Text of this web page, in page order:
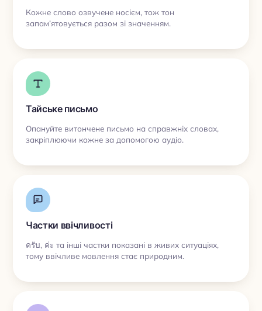
Кожне слово озвучене носієм, тож тон
запам’ятовується разом зі значенням.
Тайське письмо
Опануйте витончене письмо на справжніх словах,
закріплюючи кожне за допомогою аудіо.
Частки ввічливості
ครับ, ค่ะ та інші частки показані в живих ситуаціях,
тому ввічливе мовлення стає природним.